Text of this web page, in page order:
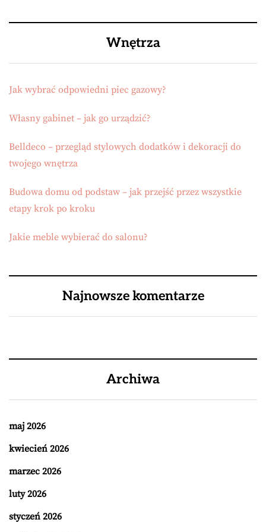
Wnętrza
Jak wybrać odpowiedni piec gazowy?
Własny gabinet – jak go urządzić?
Belldeco – przegląd stylowych dodatków i dekoracji do
twojego wnętrza
Budowa domu od podstaw – jak przejść przez wszystkie
etapy krok po kroku
Jakie meble wybierać do salonu?
Najnowsze komentarze
Archiwa
maj 2026
kwiecień 2026
marzec 2026
luty 2026
styczeń 2026